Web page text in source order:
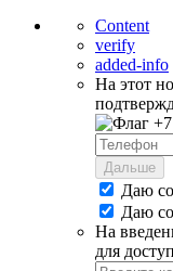
Content
verify
added-info
На этот
+7
Дальше
Даю
Даю
На
для